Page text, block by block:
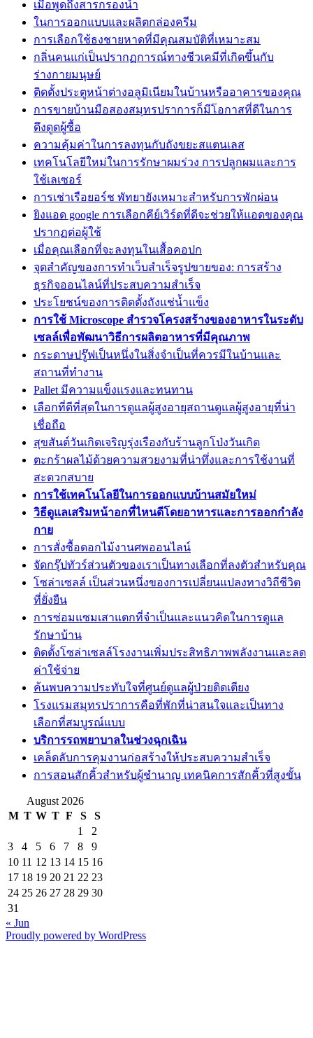
เมื่อพูดถึงสารกรองน้ำ
ในการออกแบบและผลิตกล่องครีม
การเลือกใช้ธงชายหาดที่มีคุณสมบัติที่เหมาะสม
กลิ่นคนแก่เป็นปรากฏการณ์ทางชีวเคมีที่เกิดขึ้นกับ
ร่างกายมนุษย์
ติดตั้งประตูหน้าต่างอลูมิเนียมในบ้านหรืออาคารของคุณ
การขายบ้านมือสองสมุทรปราการก็มีโอกาสที่ดีในการ
ดึงดูดผู้ซื้อ
ความคุ้มค่าในการลงทุนกับถังขยะสแตนเลส
เทคโนโลยีใหม่ในการรักษาผมร่วง การปลูกผมและการ
ใช้เลเซอร์
การเช่าเรือยอร์ช พัทยายังเหมาะสำหรับการพักผ่อน
ยิงแอด google การเลือกคีย์เวิร์ดที่ดีจะช่วยให้แอดของคุณ
ปรากฏต่อผู้ใช้
เมื่อคุณเลือกที่จะลงทุนในเสื้อคอปก
จุดสำคัญของการทำเว็บสำเร็จรูปขายของ: การสร้าง
ธุรกิจออนไลน์ที่ประสบความสำเร็จ
ประโยชน์ของการติดตั้งถังแช่น้ำแข็ง
การใช้ Microscope สำรวจโครงสร้างของอาหารในระดับ
เซลล์เพื่อพัฒนาวิธีการผลิตอาหารที่มีคุณภาพ
กระดาษปรู๊ฟเป็นหนึ่งในสิ่งจำเป็นที่ควรมีในบ้านและ
สถานที่ทำงาน
Pallet มีความแข็งแรงและทนทาน
เลือกที่ดีที่สุดในการดูแลผู้สูงอายุสถานดูแลผู้สูงอายุที่น่า
เชื่อถือ
สุขสันต์วันเกิดเจริญรุ่งเรืองกับร้านลูกโป่งวันเกิด
ตะกร้าผลไม้ด้วยความสวยงามที่น่าทึ่งและการใช้งานที่
สะดวกสบาย
การใช้เทคโนโลยีในการออกแบบบ้านสมัยใหม่
วิธีดูแลเสริมหน้าอกที่ไหนดีโดยอาหารและการออกกำลัง
กาย
การสั่งซื้อดอกไม้งานศพออนไลน์
จัดกรุ๊ปทัวร์ส่วนตัวของเราเป็นทางเลือกที่ลงตัวสำหรับคุณ
โซล่าเซลล์ เป็นส่วนหนึ่งของการเปลี่ยนแปลงทางวิถีชีวิต
ที่ยั่งยืน
การซ่อมแซมเสาแตกที่จำเป็นและแนวคิดในการดูแล
รักษาบ้าน
ติดตั้งโซล่าเซลล์โรงงานเพิ่มประสิทธิภาพพลังงานและลด
ค่าใช้จ่าย
ค้นพบความประทับใจที่ศูนย์ดูแลผู้ป่วยติดเตียง
โรงแรมสมุทรปราการคือที่พักที่น่าสนใจและเป็นทาง
เลือกที่สมบูรณ์แบบ
บริการรถพยาบาลในช่วงฉุกเฉิน
เคล็ดลับการคุมงานก่อสร้างให้ประสบความสำเร็จ
การสอนสักคิ้วสำหรับผู้ชำนาญ เทคนิคการสักคิ้วที่สูงขั้น
August 2026
M T W T F S
S
1
2
3
4 5 6 7 8
9
10 11 12 13 14 15 16
17 18 19 20 21 22 23
24 25 26 27 28 29 30
31
« Jun
Proudly powered by WordPress